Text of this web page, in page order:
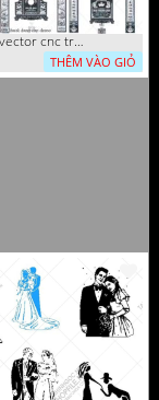
file vector cnc tranh decor phong tho nghe thuat dang cap
THÊM VÀO GIỎ